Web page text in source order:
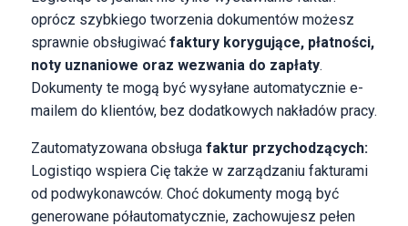
oprócz szybkiego tworzenia dokumentów możesz
sprawnie obsługiwać faktury korygujące, płatności,
noty uznaniowe oraz wezwania do zapłaty.
Dokumenty te mogą być wysyłane automatycznie e-
mailem do klientów, bez dodatkowych nakładów pracy.
Zautomatyzowana obsługa faktur przychodzących:
Logistiqo wspiera Cię także w zarządzaniu fakturami
od podwykonawców. Choć dokumenty mogą być
generowane półautomatycznie, zachowujesz pełen